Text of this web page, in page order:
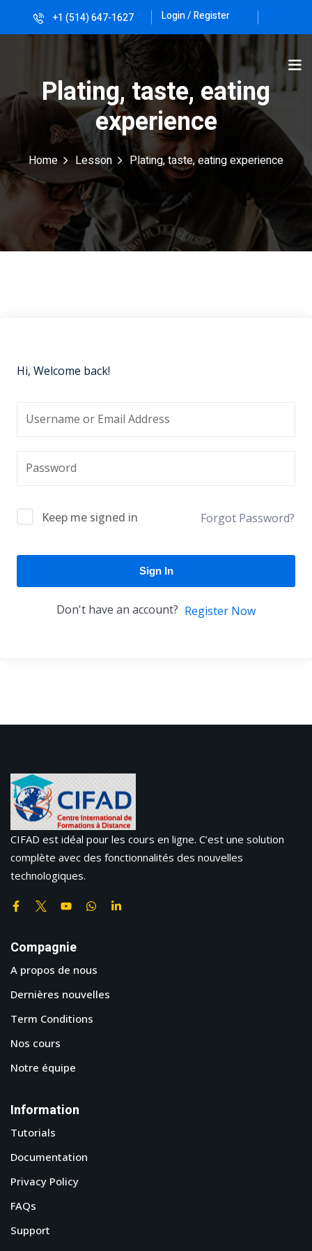
+1 (514) 647-1627 Login / Register
Plating, taste, eating
experience
Home Lesson Plating, taste, eating experience
Hi, Welcome back!
Keep me signed in Forgot Password?
Sign In
Don't have an account? Register Now
CIFAD est idéal pour les cours en ligne. C’est une solution
complète avec des fonctionnalités des nouvelles
technologiques.
Compagnie
A propos de nous
Dernières nouvelles
Term Conditions
Nos cours
Notre équipe
Information
Tutorials
Documentation
Privacy Policy
FAQs
Support
Sign in Sign up
Sign in
Don’t have an account?Sign up
Remember me Lost your password?